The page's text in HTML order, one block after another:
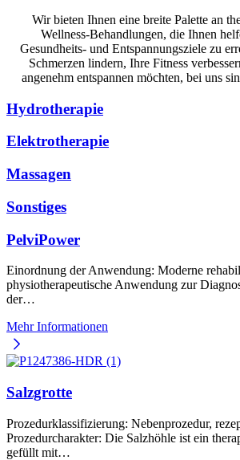
Wir bieten Ihnen eine breite Palette an
Wellness-Behandlungen, die Ihnen
Gesundheits- und Entspannungsziele zu
Schmerzen lindern, Ihre Fitness
angenehm entspannen möchten, bei uns
Hydrotherapie
Elektrotherapie
Massagen
Sonstiges
PelviPower
Einordnung der Anwendung: Moderne
physiotherapeutische Anwendung zur
der…
Mehr Informationen
Salzgrotte
Prozedurklassifizierung: Nebenprozedur,
Prozedurcharakter: Die Salzhöhle ist ein
gefüllt mit…